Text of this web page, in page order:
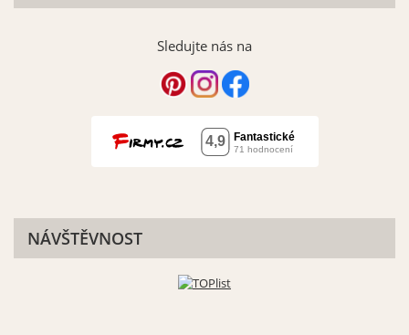
Sledujte nás na
NÁVŠTĚVNOST